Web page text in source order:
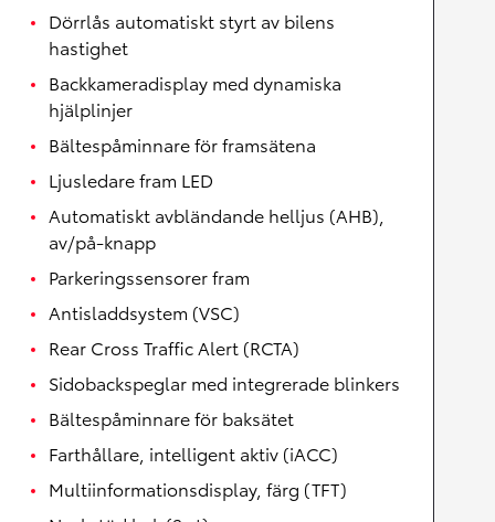
Dörrlås automatiskt styrt av bilens
hastighet
Backkameradisplay med dynamiska
hjälplinjer
Bältespåminnare för framsätena
Ljusledare fram LED
Automatiskt avbländande helljus (AHB),
av/på-knapp
Parkeringssensorer fram
Antisladdsystem (VSC)
Rear Cross Traffic Alert (RCTA)
Sidobackspeglar med integrerade blinkers
Bältespåminnare för baksätet
Farthållare, intelligent aktiv (iACC)
Multiinformationsdisplay, färg (TFT)